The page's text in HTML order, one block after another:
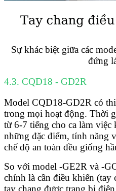
Sự khác biệt giữa các
đứng
4.3. CQD18 - GD2R
Model CQD18-GD2R có
trong mọi hoạt động. Thời
từ 6-7 tiếng cho ca làm việc
những đặc điểm, tính năng
chế độ an toàn đều giống
So với model -GE2R và -
chính là cần điều khiển (tay
tay chang được trang bị